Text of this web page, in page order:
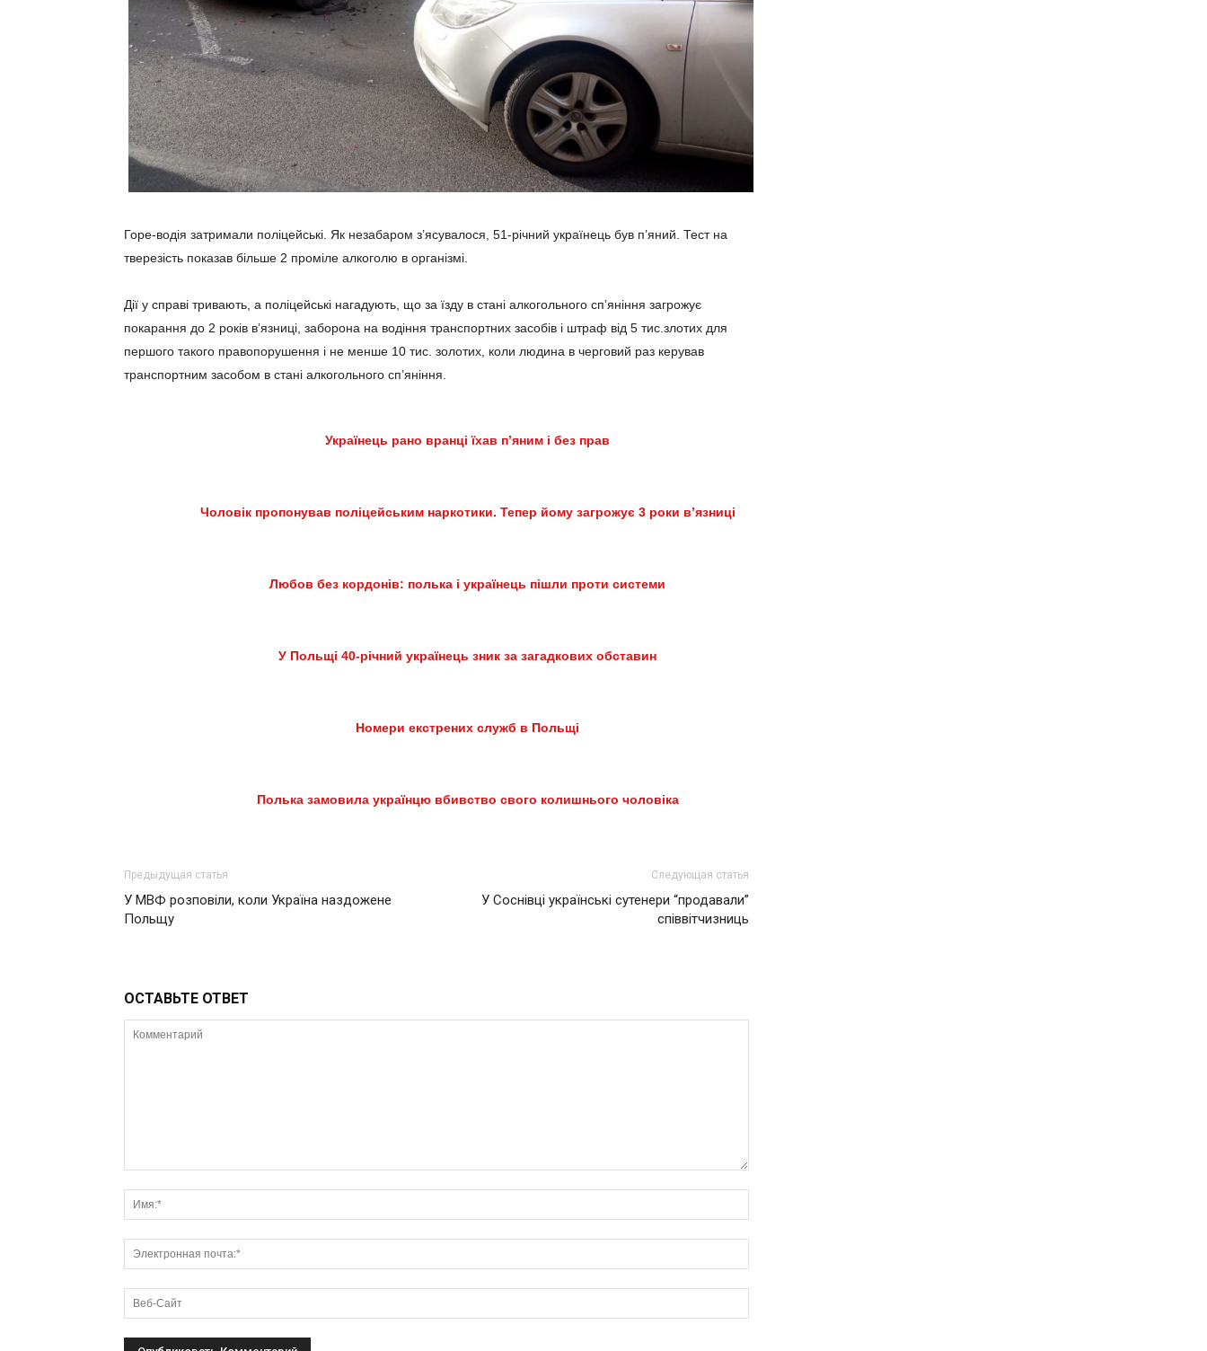
Горе-водія затримали поліцейські. Як незабаром з’ясувалося, 51-річний українець був п’яний. Тест на
тверезість показав більше 2 проміле алкоголю в організмі.
Дії у справі тривають, а поліцейські нагадують, що за їзду в стані алкогольного сп’яніння загрожує
покарання до 2 років в’язниці, заборона на водіння транспортних засобів і штраф від 5 тис.злотих для
першого такого правопорушення і не менше 10 тис. золотих, коли людина в черговий раз керував
транспортним засобом в стані алкогольного сп’яніння.
Українець рано вранці їхав п’яним і без прав
Чоловік пропонував поліцейським наркотики. Тепер йому загрожує 3 роки в’язниці
Любов без кордонів: полька і українець пішли проти системи
У Польщі 40-річний українець зник за загадкових обставин
Номери екстрених служб в Польщі
Полька замовила українцю вбивство свого колишнього чоловіка
Предыдущая статья
У МВФ розповіли, коли Україна наздожене
Польщу
Следующая статья
У Соснівці українські сутенери “продавали”
співвітчизниць
ОСТАВЬТЕ ОТВЕТ